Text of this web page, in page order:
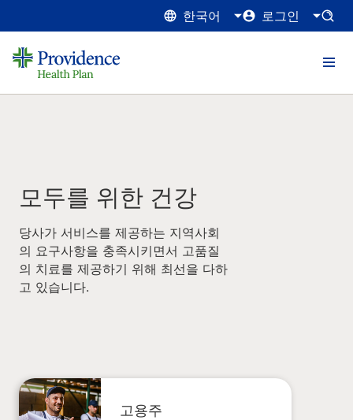
한국어 로그인
모두를 위한 건강
당사가 서비스를 제공하는 지역사회
의 요구사항을 충족시키면서 고품질
의 치료를 제공하기 위해 최선을 다하
고 있습니다.
고용주